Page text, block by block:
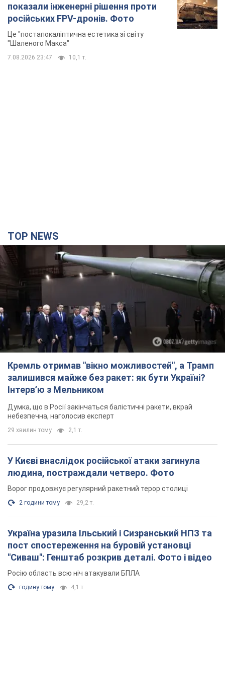
показали інженерні рішення проти
російських FPV-дронів. Фото
Це "постапокаліптична естетика зі світу
"Шаленого Макса"
7.08.2026 23:47 10,1 т.
TOP NEWS
Кремль отримав "вікно можливостей", а Трамп
залишився майже без ракет: як бути Україні?
Інтерв’ю з Мельником
Думка, що в Росії закінчаться балістичні ракети, вкрай
небезпечна, наголосив експерт
29 хвилин тому 2,1 т.
У Києві внаслідок російської атаки загинула
людина, постраждали четверо. Фото
Ворог продовжує регулярний ракетний терор столиці
2 години тому 29,2 т.
Україна уразила Ільський і Сизранський НПЗ та
пост спостереження на буровій установці
"Сиваш": Генштаб розкрив деталі. Фото і відео
Росію область всю ніч атакували БПЛА
годину тому 4,1 т.